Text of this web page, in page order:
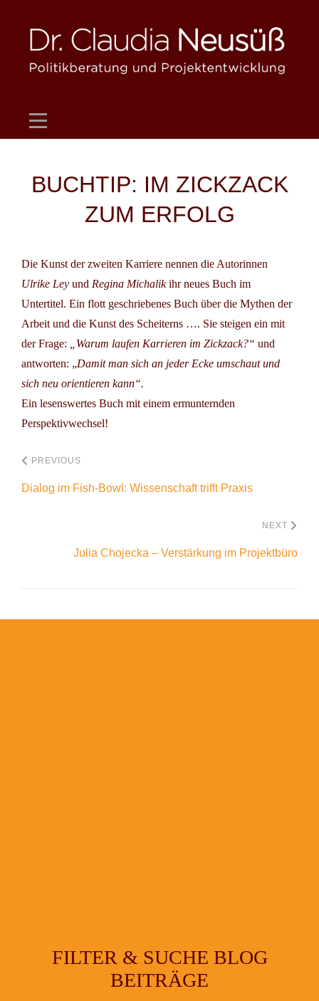
content
BUCHTIP: IM ZICKZACK
ZUM ERFOLG
Die Kunst der zweiten Karriere nennen die Autorinnen
Ulrike Ley und Regina Michalikihr neues Buch im
Untertitel. Ein flott geschriebenes Buch über die Mythen der
Arbeit und die Kunst des Scheiterns …. Sie steigen ein mit
der Frage:
„Warum laufen Karrieren im Zickzack?“ und
antworten: „Damit man sich an jeder Ecke umschaut und
sich neu orientieren kann“.
Ein lesenswertes Buch mit einem ermunternden
Perspektivwechsel!
Beitragsnavigation
PREVIOUS
Dialog im Fish-Bowl: Wissenschaft trifft Praxis
NEXT
Julia Chojecka – Verstärkung im Projektbüro
FILTER & SUCHE BLOG
BEITRÄGE